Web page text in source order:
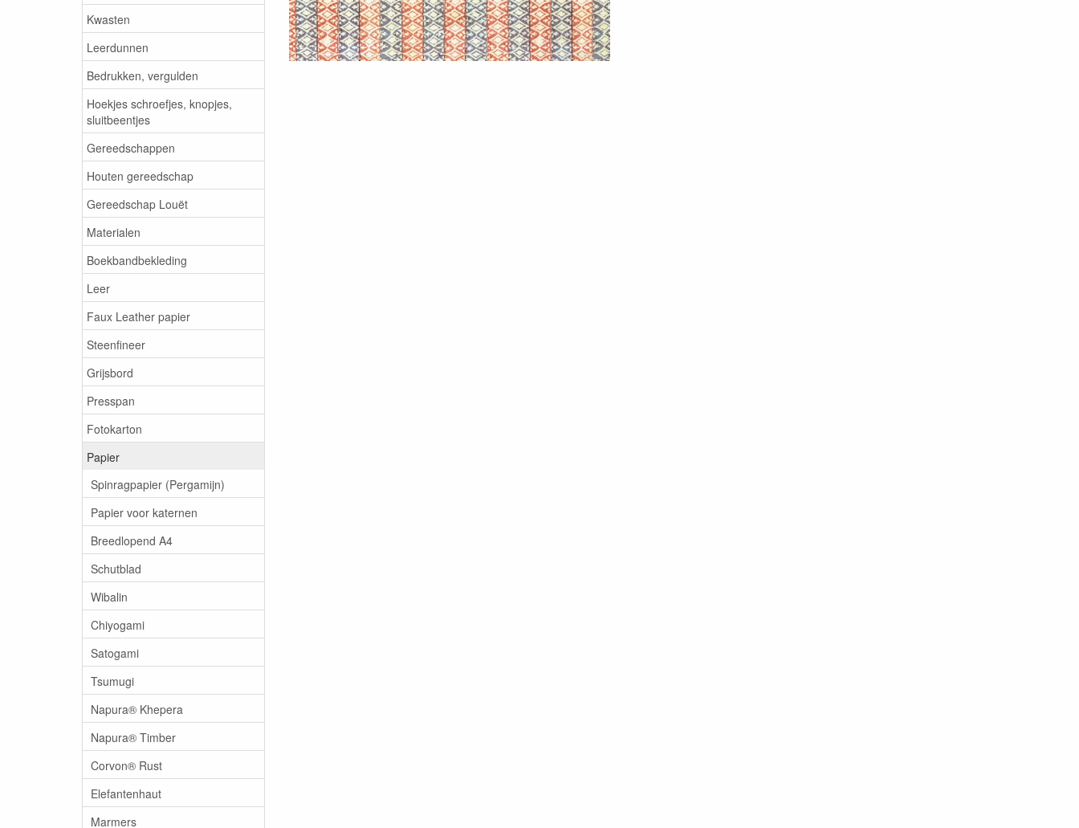
Kwasten
Leerdunnen
Bedrukken, vergulden
Hoekjes schroefjes, knopjes,
sluitbeentjes
Gereedschappen
Houten gereedschap
Gereedschap Louët
Materialen
Boekbandbekleding
Leer
Faux Leather papier
Steenfineer
Grijsbord
Presspan
Fotokarton
Papier
Spinragpapier (Pergamijn)
Papier voor katernen
Breedlopend A4
Schutblad
Wibalin
Chiyogami
Satogami
Tsumugi
Napura® Khepera
Napura® Timber
Corvon® Rust
Elefantenhaut
Marmers